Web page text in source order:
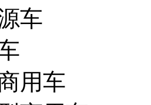
车
用车